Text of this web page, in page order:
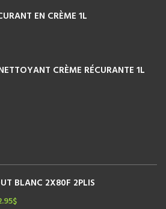
EN CRÈME 1L
CRÈME RÉCURANTE 1L
BLANC 2X80F 2PLIS
$Plage